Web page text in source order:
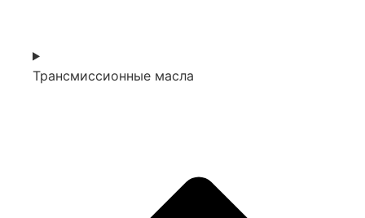
Трансмиссионные масла